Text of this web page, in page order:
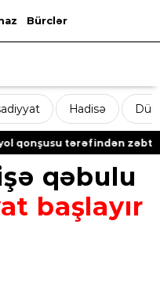
Bürclər
Hadisə
tərəfindən zəbt
qəbulu
başlayır